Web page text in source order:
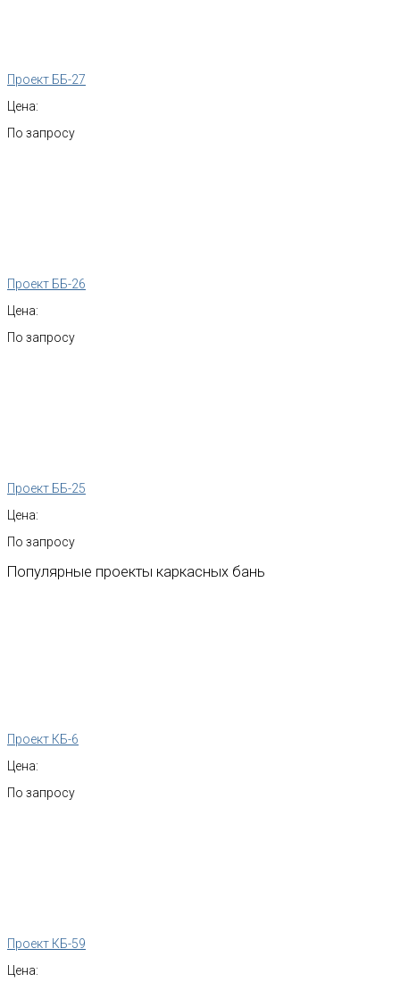
Проект ББ-27
Цена:
По запросу
Проект ББ-26
Цена:
По запросу
Проект ББ-25
Цена:
По запросу
Популярные проекты каркасных бань
Проект КБ-6
Цена:
По запросу
Проект КБ-59
Цена: